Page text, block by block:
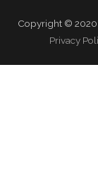
Copyright © 2020
Privacy